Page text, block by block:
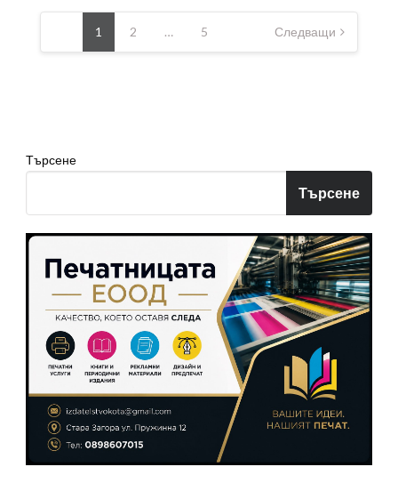
Разделяне
публикациите
1 2 … 5 Следващи
Търсене
Търсене